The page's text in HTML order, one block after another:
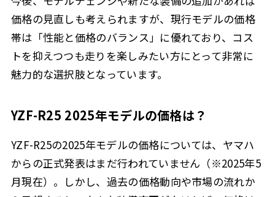
価格の見直しも考えられますが、現行モデルの価格
帯は「性能と価格のバランス」に優れており、コス
トを抑えつつも走りを楽しみたい方にとって非常に
魅力的な選択肢となっています。
YZF-R25 2025年モデルの価格は？
YZF-R25の2025年モデルの価格については、ヤマハ
からの正式発表はまだ行われていません（※2025年5
月現在）。しかし、過去の価格動向や市場の流れか